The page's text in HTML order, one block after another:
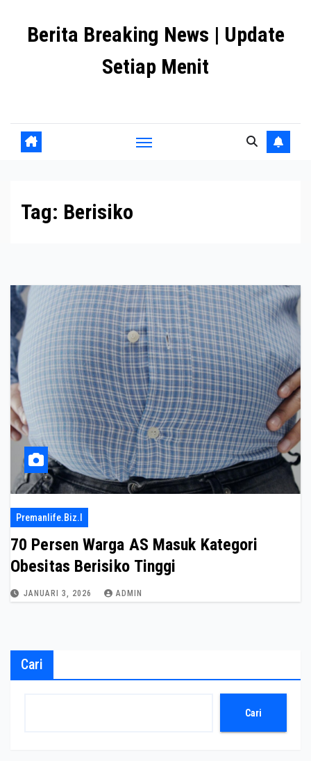
Berita Breaking News | Update
Setiap Menit
Tag: Berisiko
Premanlife.biz.i
70 Persen Warga AS Masuk Kategori
Obesitas Berisiko Tinggi
JANUARI 3, 2026 ADMIN
Cari
Cari